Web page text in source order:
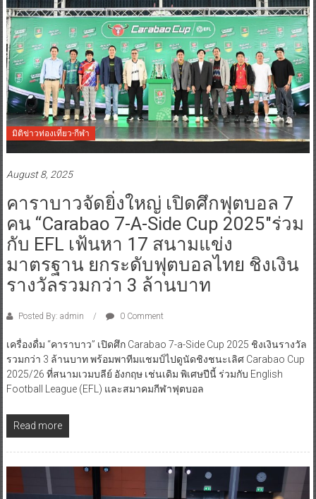
มิติข่าวท่องเที่ยว-กีฬา
August 8, 2025
คาราบาวจัดยิ่งใหญ่ เปิดศึกฟุตบอล 7
คน “Carabao 7-A-Side Cup 2025″ร่วม
กับ EFL เฟ้นหา 17 สนามแข่ง
มาตรฐาน ยกระดับฟุตบอลไทย ชิงเงิน
รางวัลรวมกว่า 3 ล้านบาท
Posted By: admin 0 Comment
เครื่องดื่ม “คาราบาว” เปิดศึก Carabao 7-a-Side Cup 2025 ชิงเงินรางวัล
รวมกว่า 3 ล้านบาท พร้อมพาทีมแชมป์ไปดูนัดชิงชนะเลิศ Carabao Cup
2025/26 ที่สนามเวมบลีย์ อังกฤษ เช่นเดิม พิเศษปีนี้ ร่วมกับ English
Football League (EFL) และสมาคมกีฬาฟุตบอล
Read more